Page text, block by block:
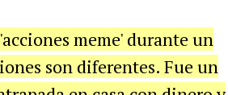
meme' durante un
son diferentes. Fue un